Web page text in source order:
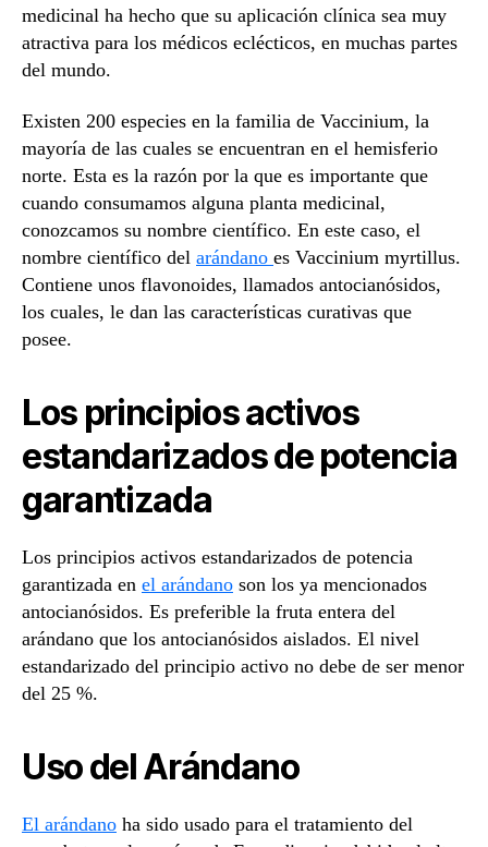
medicinal ha hecho que su aplicación clínica sea muy
atractiva para los médicos eclécticos, en muchas partes
del mundo.
Existen 200 especies en la familia de Vaccinium, la
mayoría de las cuales se encuentran en el hemisferio
norte. Esta es la razón por la que es importante que
cuando consumamos alguna planta medicinal,
conozcamos su nombre científico. En este caso, el
nombre científico del arándano es Vaccinium myrtillus.
Contiene unos flavonoides, llamados antocianósidos,
los cuales, le dan las características curativas que
posee.
Los principios activos
estandarizados de potencia
garantizada
Los principios activos estandarizados de potencia
garantizada en el arándano son los ya mencionados
antocianósidos. Es preferible la fruta entera del
arándano que los antocianósidos aislados. El nivel
estandarizado del principio activo no debe de ser menor
del 25 %.
Uso del Arándano
El arándano ha sido usado para el tratamiento del